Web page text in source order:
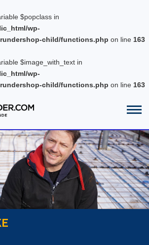
$popclass in
wp-
child/functions.php on line 163
$image_with_text in
wp-
child/functions.php on line 163